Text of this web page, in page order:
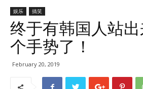
娱乐 搞笑
终于有韩国人站
个手势了！
February 20, 2019